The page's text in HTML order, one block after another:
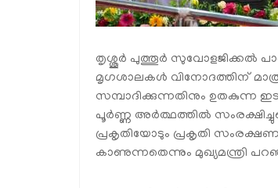
തൃശ്ശൂര്‍ പുത്തൂർ സുവോളജിക്കല്‍
മൃഗശാലകള്‍ വിനോദത്തിന്
സമ്പാദിക്കുന്നതിനും ഉതകുന്ന
പൂര്‍ണ്ണ അര്‍ത്ഥത്തില്‍
പ്രകൃതിയോടും പ്രകൃതി
കാണുന്നതെന്നും മുഖ്യമന്ത്രി